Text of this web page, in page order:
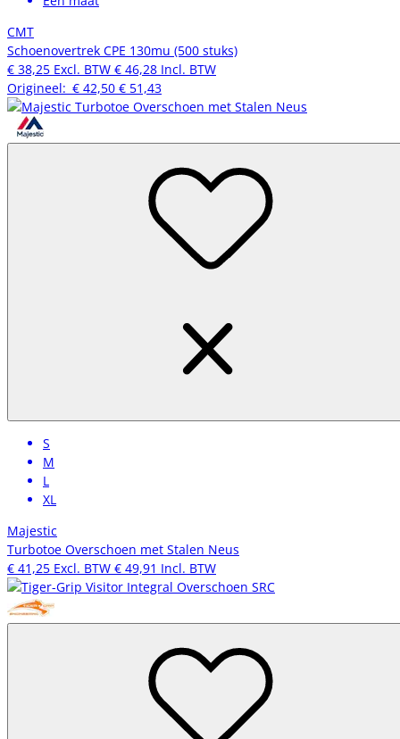
CMT
Schoenovertrek CPE 130mu (500 stuks)
€ 38,25 Excl. BTW € 46,28 Incl. BTW
Origineel: € 42,50 € 51,43
S
M
L
XL
Majestic
Turbotoe Overschoen met Stalen Neus
€ 41,25 Excl. BTW € 49,91 Incl. BTW